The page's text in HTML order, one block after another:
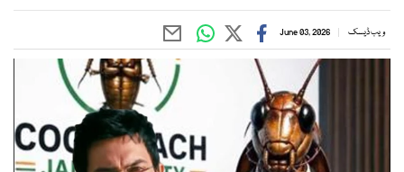
ویب ڈیسک June 03, 2026